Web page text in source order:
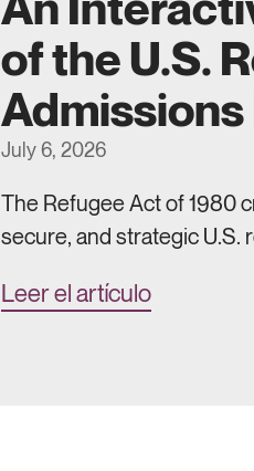
of the U.S.
July 6, 2026
The Refugee Act of 1980
secure, and strategic U.S.
Leer el artículo